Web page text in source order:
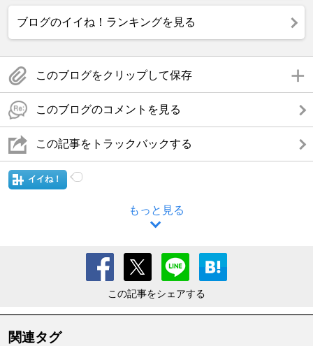
ブログのイイね！ランキングを見る
このブログをクリップして保存
このブログのコメントを見る
この記事をトラックバックする
イイね！
もっと見る
この記事をシェアする
関連タグ